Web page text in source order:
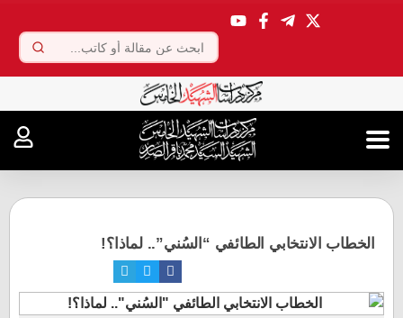
الخطاب الانتخابي الطائفي “السُني”.. لماذا؟!